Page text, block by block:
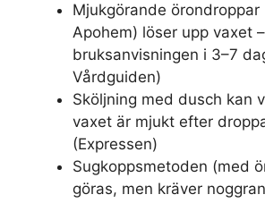
Mjukgörande örondroppar
Apohem) löser upp vaxet
bruksanvisningen i 3–7
Vårdguiden)
Sköljning med dusch kan
vaxet är mjukt efter
(Expressen)
Sugkoppsmetoden (med
göras, men kräver